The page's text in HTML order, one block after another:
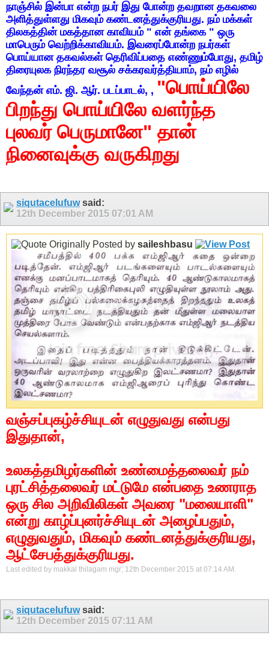
நாஞ்சில் இன்பா என்ற நபர் இது போன்ற தவறான தகவலை
அளித்துள்ளது மிகவும் கண்டனத்துக்குரியது. நம் மக்கள்
திலகத்தின் மகத்தான காவியம் " என் தங்கை " ஒரு
மாபெரும் வெற்றிக்காவியம். இவரைப்போன்ற நபர்கள்
பொய்யான தகவல்கள் தெரிவிப்பதை எண்ணும்போது, தமிழ்
திரையுலக நிரந்தர வசூல் சக்கரவர்த்தியாம், நம் எழில்
வேந்தன் எம். ஜி. ஆர். படப்பாடல், , "பொய்யிலே
பிறந்து பொய்யிலே வளர்ந்த
புலவர் பெருமானே" தான்
நினைவுக்கு வருகிறது
siqutacelufuwsaid:
12th December 2015 07:01 AM
Originally Posted by saileshbasu
வஞ்சப்புகழ்ச்சியுடன் எழுதுவது என்பது
இதுதான்,
உலகத்தமிழர்களின் உண்மைத்தலைவர் நம்
புரட்சித்தலைவர் மட்டுமே என்பதை உணராத
ஒரு சில அறிவிலிகள் அவரை "மலையாளி"
என்று காழ்ப்புனர்ச்சியுடன் அழைப்பதும்,
எழுதுவதும், மிகவும் கண்டனத்துக்குரியது,
ஆட்சேபத்துக்குரியது.
Last edited by makkal thilagam mgr; 12th December 2015 at 07:14 AM .
siqutacelufuwsaid:
12th December 2015 07:11 AM